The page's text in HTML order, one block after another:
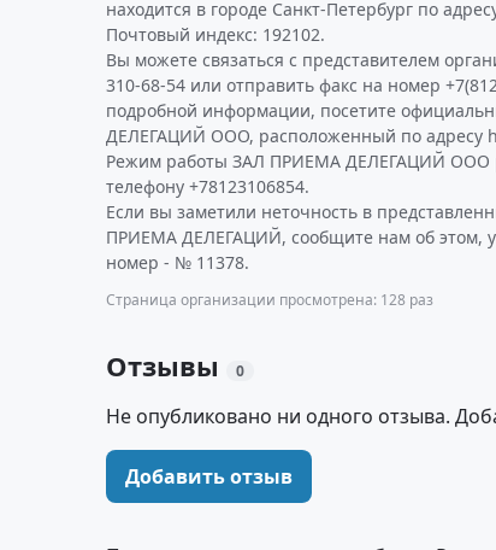
находится в городе Санкт-Петербург по
Почтовый индекс: 192102.
Вы можете связаться с представителем
310-68-54 или отправить факс на номер
подробной информации, посетите
ДЕЛЕГАЦИЙ ООО, расположенный по адресу
Режим работы ЗАЛ ПРИЕМА ДЕЛЕГАЦИЙ ООО
телефону +78123106854.
Если вы заметили неточность в
ПРИЕМА ДЕЛЕГАЦИЙ, сообщите нам об этом,
номер - № 11378.
Страница организации просмотрена: 128 раз
Отзывы 0
Не опубликовано ни одного отзыва.
Добавить отзыв